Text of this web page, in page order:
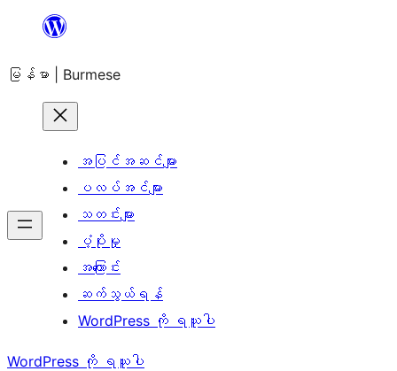
အကြောင်းအရာ
ကျော်သွား
မြန်မာ | Burmese
အပြင်အဆင်များ
ပလပ်အင်များ
သတင်းများ
ပံ့ပိုးမှု
အကြောင်း
ဆက်သွယ်ရန်
WordPress ကို ရယူပါ
WordPress ကို ရယူပါ